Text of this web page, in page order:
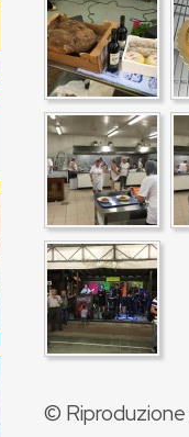
©